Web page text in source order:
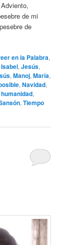
de mi
de
en la Palabra,
Isabel,Jesús,
,Manoj,María,
,Navidad,
,
,Tiempo